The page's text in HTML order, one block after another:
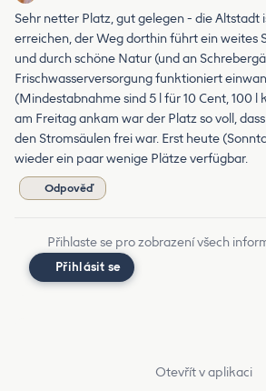
Sehr netter Platz, gut gelegen - die Altstadt
erreichen, der Weg dorthin führt ein weites
und durch schöne Natur (und an
Frischwasserversorgung funktioniert
(Mindestabnahme sind 5 l für 10 Cent, 100 l
am Freitag ankam war der Platz so voll,
den Stromsäulen frei war. Erst heute
wieder ein paar wenige Plätze verfügbar.
Odpověď
Přihlaste se pro zobrazení všech
Přihlásit se
Otevřít v aplikaci